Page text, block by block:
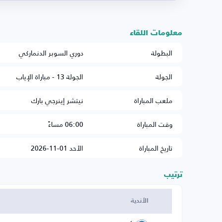
معلومات اللقاء
البطولة
دوري السوبر الدنماركي
الجولة
الجولة 13 - مباراة الإياب
ملعب المباراة
نيتشر إينرجي بارك
وقت المباراة
06:00 مساءً
تاريخ المباراة
الأحد 01-11-2026
ترتيب
الأندية